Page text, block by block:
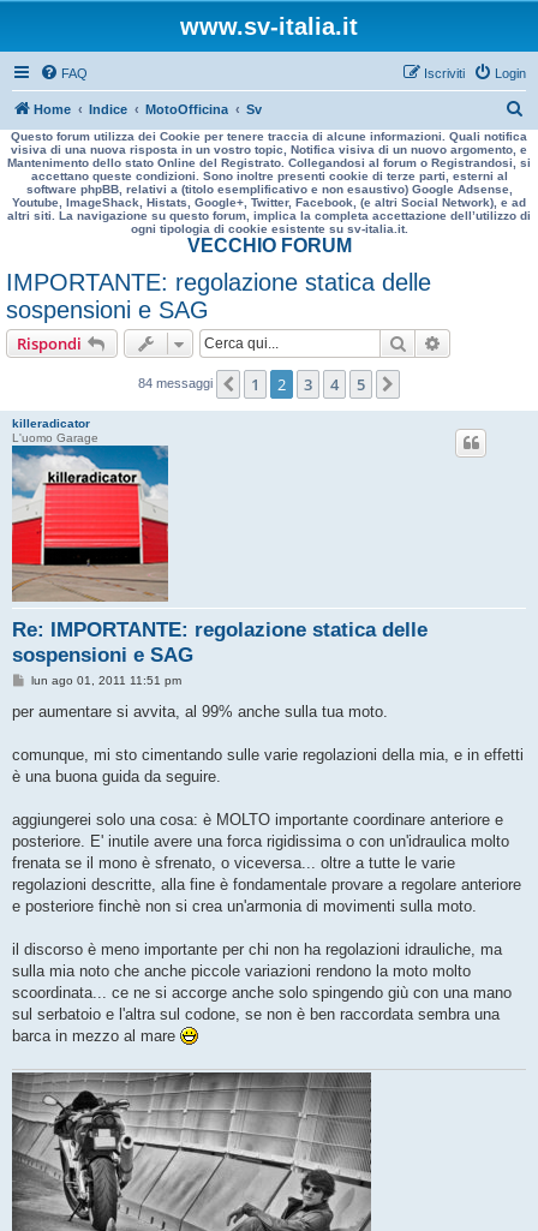
www.sv-italia.it
FAQ Login
Iscriviti
Home Indice MotoOfficina Sv
e
r
a
Questo forum utilizza dei Cookie per tenere traccia di alcune informazioni. Quali notifica
visiva di una nuova risposta in un vostro topic, Notifica visiva di un nuovo argomento, e
Mantenimento dello stato Online del Registrato. Collegandosi al forum o Registrandosi, si
accettano queste condizioni. Sono inoltre presenti cookie di terze parti, esterni al
software phpBB, relativi a (titolo esemplificativo e non esaustivo) Google Adsense,
Youtube, ImageShack, Histats, Google+, Twitter, Facebook, (e altri Social Network), e ad
altri siti. La navigazione su questo forum, implica la completa accettazione dell’utilizzo di
ogni tipologia di cookie esistente su sv-italia.it.
VECCHIO FORUM
IMPORTANTE: regolazione statica delle
sospensioni e SAG
Rispondi Cerca
84 messaggi Precedente
1 2 3 4 5
killeradicator
L'uomo Garage
Re: IMPORTANTE: regolazione statica delle
sospensioni e SAG
M
s
g
i
lun ago 01, 2011 11:51 pm
per aumentare si avvita, al 99% anche sulla tua moto.
comunque, mi sto cimentando sulle varie regolazioni della mia, e in effetti
è una buona guida da seguire.
aggiungerei solo una cosa: è MOLTO importante coordinare anteriore e
posteriore. E' inutile avere una forca rigidissima o con un'idraulica molto
frenata se il mono è sfrenato, o viceversa... oltre a tutte le varie
regolazioni descritte, alla fine è fondamentale provare a regolare anteriore
e posteriore finchè non si crea un'armonia di movimenti sulla moto.
il discorso è meno importante per chi non ha regolazioni idrauliche, ma
sulla mia noto che anche piccole variazioni rendono la moto molto
scoordinata... ce ne si accorge anche solo spingendo giù con una mano
sul serbatoio e l'altra sul codone, se non è ben raccordata sembra una
barca in mezzo al mare